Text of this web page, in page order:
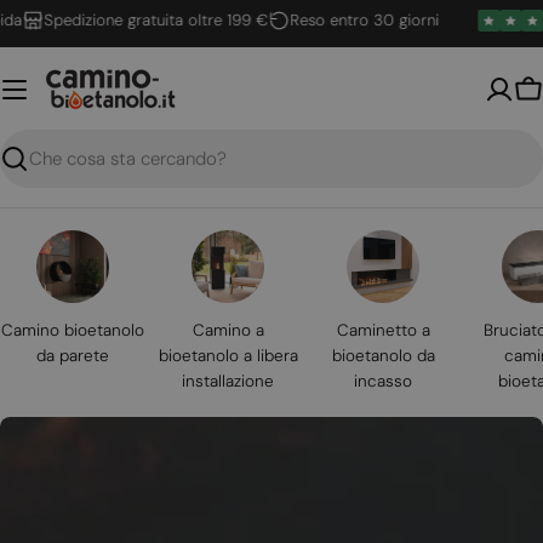
Vai
al
contenuto
Spedizione gratuita oltre 199 € Reso entro 30 giorni
Ricerca
Camino bioetanolo
da parete
Camino a
bioetanolo a libera
installazione
Caminetto a
bioetanolo da
incasso